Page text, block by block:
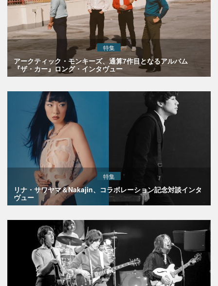
特集
アークティック・モンキーズ、通算7作目となるアルバム
『ザ・カー』ロング・インタヴュー
特集
リナ・サワヤマ＆Nakajin、コラボレーション記念対談インタ
ヴュー